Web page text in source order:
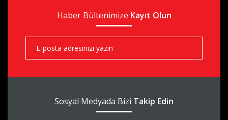
Haber Bültenimize Kayıt Olun
Sosyal Medyada Bizi Takip Edin